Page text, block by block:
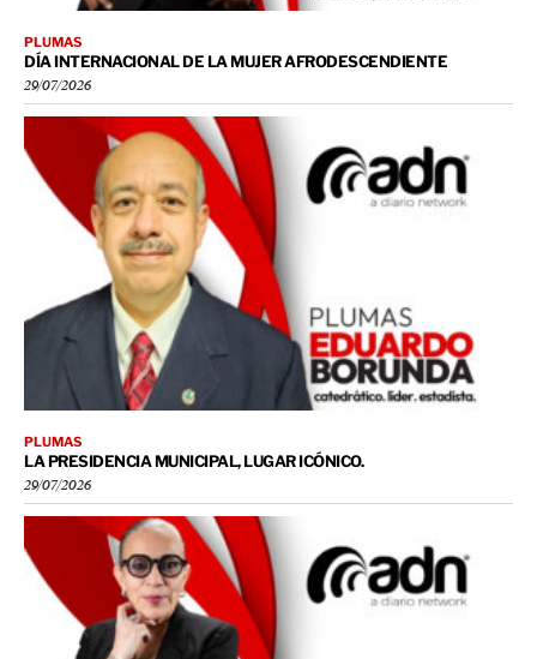
PLUMAS
DÍA INTERNACIONAL DE LA MUJER AFRODESCENDIENTE
29/07/2026
PLUMAS
LA PRESIDENCIA MUNICIPAL, LUGAR ICÓNICO.
29/07/2026